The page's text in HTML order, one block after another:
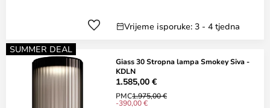
Vrijeme isporuke: 3 - 4 tjedna
SUMMER DEAL
Giass 30 Stropna lampa Smokey Siva -
KDLN
1.585,00 €
PMC1.975,00 €
-390,00 €